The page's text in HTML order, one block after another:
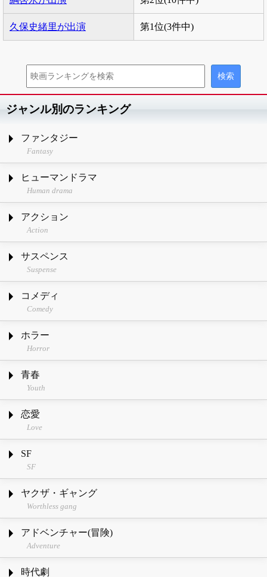
久保史緒里が出演 第1位(3件中)
ジャンル別のランキング
ファンタジー
Fantasy
ヒューマンドラマ
Human drama
アクション
Action
サスペンス
Suspense
コメディ
Comedy
ホラー
Horror
青春
Youth
恋愛
Love
SF
SF
ヤクザ・ギャング
Worthless gang
アドベンチャー(冒険)
Adventure
時代劇